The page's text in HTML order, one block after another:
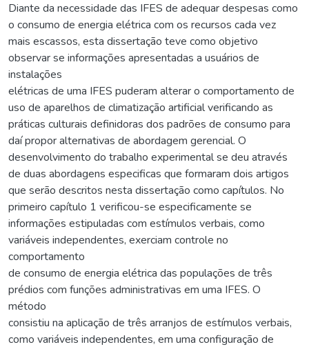
Diante da necessidade das IFES de adequar despesas como
o consumo de energia elétrica com os recursos cada vez
mais escassos, esta dissertação teve como objetivo
observar se informações apresentadas a usuários de
instalações
elétricas de uma IFES puderam alterar o comportamento de
uso de aparelhos de climatização artificial verificando as
práticas culturais definidoras dos padrões de consumo para
daí propor alternativas de abordagem gerencial. O
desenvolvimento do trabalho experimental se deu através
de duas abordagens especificas que formaram dois artigos
que serão descritos nesta dissertação como capítulos. No
primeiro capítulo 1 verificou-se especificamente se
informações estipuladas com estímulos verbais, como
variáveis independentes, exerciam controle no
comportamento
de consumo de energia elétrica das populações de três
prédios com funções administrativas em uma IFES. O
método
consistiu na aplicação de três arranjos de estímulos verbais,
como variáveis independentes, em uma configuração de